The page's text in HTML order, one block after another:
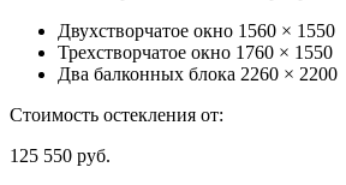
Двухстворчатое окно 1560 × 1550
Трехстворчатое окно 1760 × 1550
Два балконных блока 2260 × 2200
Стоимость остекления от:
125 550 руб.